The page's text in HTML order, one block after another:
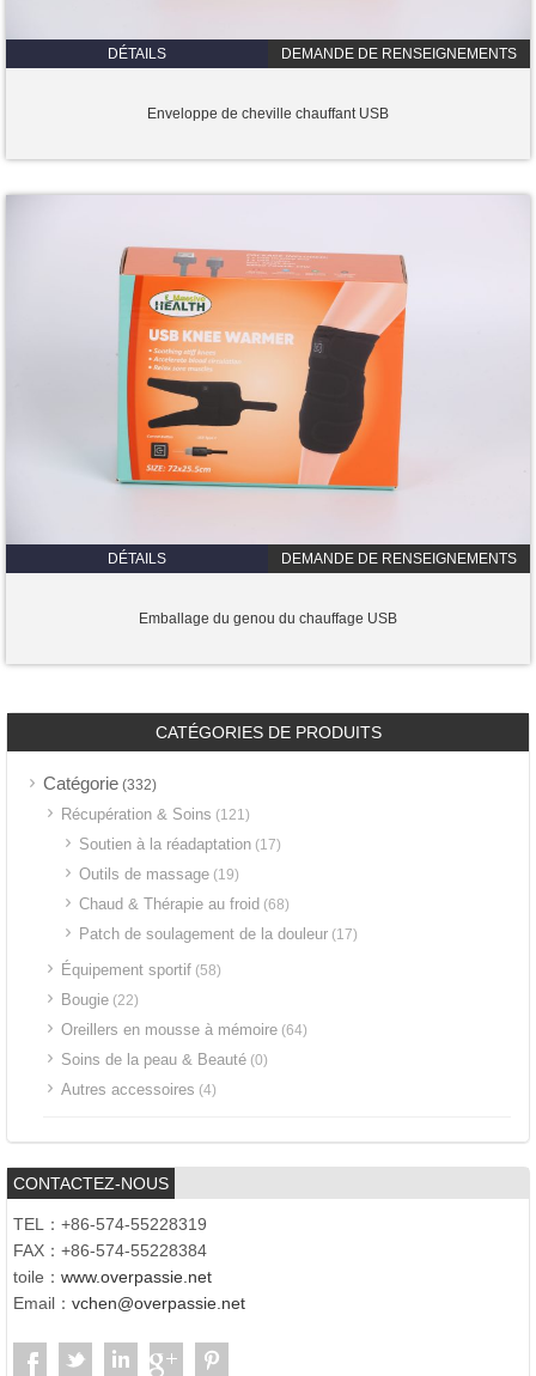
DÉTAILS DEMANDE DE RENSEIGNEMENTS
Enveloppe de cheville chauffant USB
DÉTAILS DEMANDE DE RENSEIGNEMENTS
Emballage du genou du chauffage USB
CATÉGORIES DE PRODUITS
Catégorie (332)
Récupération & Soins (121)
Soutien à la réadaptation (17)
Outils de massage (19)
Chaud & Thérapie au froid (68)
Patch de soulagement de la douleur (17)
Équipement sportif (58)
Bougie (22)
Oreillers en mousse à mémoire (64)
Soins de la peau & Beauté (0)
Autres accessoires (4)
CONTACTEZ-NOUS
TEL：+86-574-55228319
FAX：+86-574-55228384
toile： www.overpassie.net
Email： vchen@overpassie.net